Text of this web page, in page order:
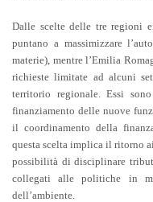
Dalle scelte delle tre regioni
puntano a massimizzare
materie), mentre l’Emilia
richieste limitate ad alcuni
territorio regionale. Essi
finanziamento delle nuove
il coordinamento della
questa scelta implica il ritorno
possibilità di disciplinare
collegati alle politiche in
dell’ambiente.